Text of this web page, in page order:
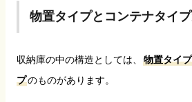
物置タイプとコンテナタイプ
収納庫の中の構造としては、
物置タイ
プのものがあります。